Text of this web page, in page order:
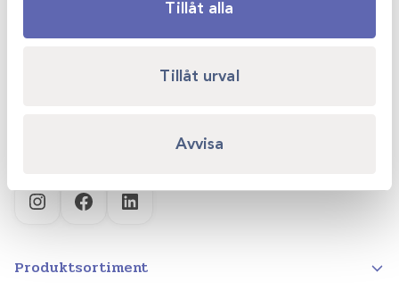
Tillåt alla
Tillåt urval
Avvisa
Kvartsgatan 6B
InstagramFacebookLinkedIn
Produktsortiment